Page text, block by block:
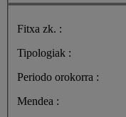
Fitxa zk. :
Tipologiak :
Periodo orokorra :
Mendea :